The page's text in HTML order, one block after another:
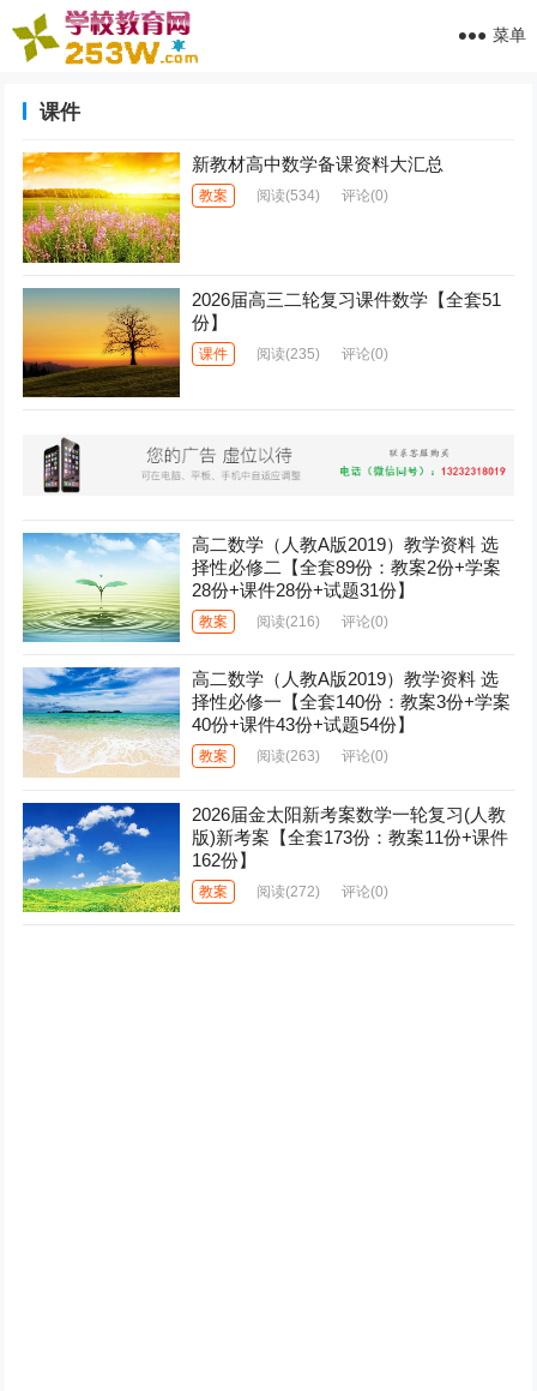
菜单
课件
新教材高中数学备课资料大汇总
教案 阅读(534) 评论(0)
2026届高三二轮复习课件数学【全套51
份】
课件 阅读(235) 评论(0)
高二数学（人教A版2019）教学资料 选
择性必修二【全套89份：教案2份+学案
28份+课件28份+试题31份】
教案 阅读(216) 评论(0)
高二数学（人教A版2019）教学资料 选
择性必修一【全套140份：教案3份+学案
40份+课件43份+试题54份】
教案 阅读(263) 评论(0)
2026届金太阳新考案数学一轮复习(人教
版)新考案【全套173份：教案11份+课件
162份】
教案 阅读(272) 评论(0)